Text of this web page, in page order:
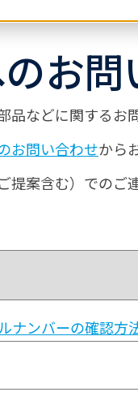
お問
品などに関するお
お問い合わせから
案含む）でのご
ナンバーの確認方